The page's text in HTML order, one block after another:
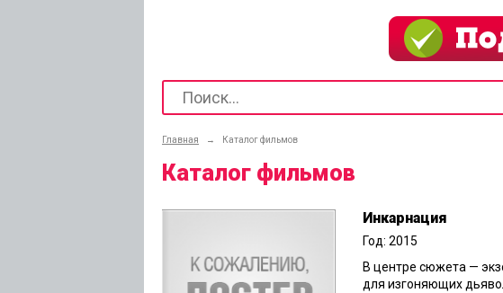
Главная → Каталог фильмов
Каталог фильмов
Инкарнация
Год: 2015
В центре сюжета —
для изгоняющих